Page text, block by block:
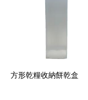
方形乾糧收納餅乾盒